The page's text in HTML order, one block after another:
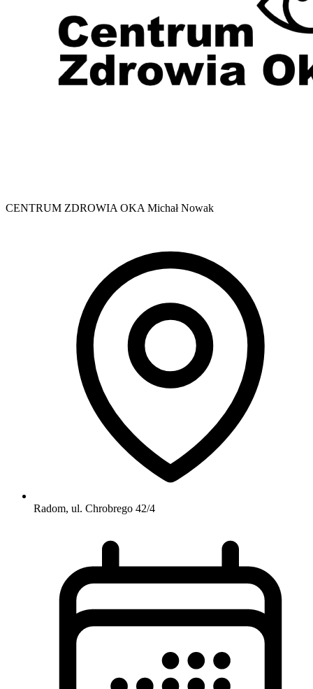
CENTRUM ZDROWIA OKA Michał Nowak
Radom, ul. Chrobrego 42/4